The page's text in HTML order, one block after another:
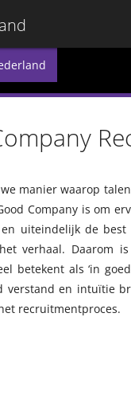
manier waarop
Company is om
uiteindelijk de
verhaal. Daarom
betekent als ‘in
verstand en intuïtie
recruitmentproces.